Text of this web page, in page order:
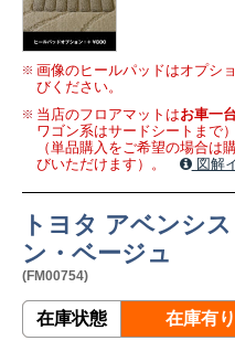
画像のヒールパッドはオプシ
びください。
当店のフロアマットはお車一
ワゴン系はサードシートまで
（単品購入をご希望の場合は
びいただけます）。
図解
トヨタ アベンシ
ン・ベージュ
(FM00754)
在庫状態 在庫有り